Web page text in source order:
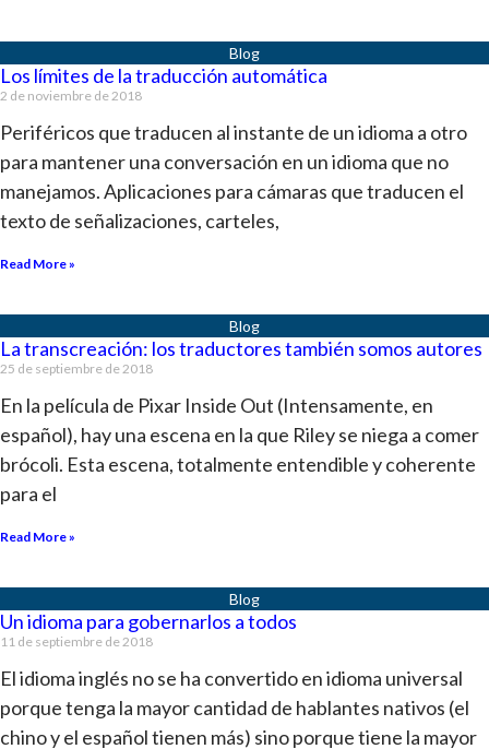
Los límites de la traducción automática
2 de noviembre de 2018
Periféricos que traducen al instante de un idioma a otro
para mantener una conversación en un idioma que no
manejamos. Aplicaciones para cámaras que traducen el
texto de señalizaciones, carteles,
Read More »
La transcreación: los traductores también somos autores
25 de septiembre de 2018
En la película de Pixar Inside Out (Intensamente, en
español), hay una escena en la que Riley se niega a comer
brócoli. Esta escena, totalmente entendible y coherente
para el
Read More »
Un idioma para gobernarlos a todos
11 de septiembre de 2018
El idioma inglés no se ha convertido en idioma universal
porque tenga la mayor cantidad de hablantes nativos (el
chino y el español tienen más) sino porque tiene la mayor